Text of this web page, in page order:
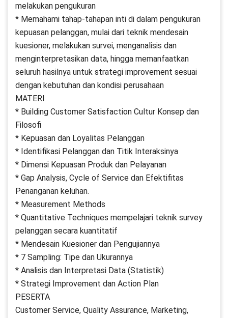
melakukan pengukuran
* Memahami tahap-tahapan inti di dalam pengukuran
kepuasan pelanggan, mulai dari teknik mendesain
kuesioner, melakukan survei, menganalisis dan
menginterpretasikan data, hingga memanfaatkan
seluruh hasilnya untuk strategi improvement sesuai
dengan kebutuhan dan kondisi perusahaan
MATERI
* Building Customer Satisfaction Cultur Konsep dan
Filosofi
* Kepuasan dan Loyalitas Pelanggan
* Identifikasi Pelanggan dan Titik Interaksinya
* Dimensi Kepuasan Produk dan Pelayanan
* Gap Analysis, Cycle of Service dan Efektifitas
Penanganan keluhan.
* Measurement Methods
* Quantitative Techniques mempelajari teknik survey
pelanggan secara kuantitatif
* Mendesain Kuesioner dan Pengujiannya
* 7 Sampling: Tipe dan Ukurannya
* Analisis dan Interpretasi Data (Statistik)
* Strategi Improvement dan Action Plan
PESERTA
Customer Service, Quality Assurance, Marketing,